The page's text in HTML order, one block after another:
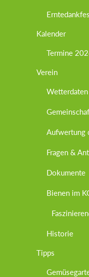
Kalender
Termine
Verein
Aufwertung
Fragen &
Dokumente
Bienen im
Historie
Tipps